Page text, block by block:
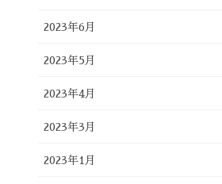
2023年6月
2023年5月
2023年4月
2023年3月
2023年1月